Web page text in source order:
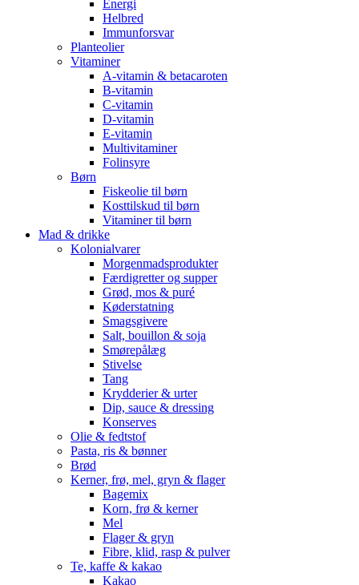
Energi
Helbred
Immunforsvar
Planteolier
Vitaminer
A-vitamin & betacaroten
B-vitamin
C-vitamin
D-vitamin
E-vitamin
Multivitaminer
Folinsyre
Børn
Fiskeolie til børn
Kosttilskud til børn
Vitaminer til børn
Mad & drikke
Kolonialvarer
Morgenmadsprodukter
Færdigretter og supper
Grød, mos & puré
Køderstatning
Smagsgivere
Salt, bouillon & soja
Smørepålæg
Stivelse
Tang
Krydderier & urter
Dip, sauce & dressing
Konserves
Olie & fedtstof
Pasta, ris & bønner
Brød
Kerner, frø, mel, gryn & flager
Bagemix
Korn, frø & kerner
Mel
Flager & gryn
Fibre, klid, rasp & pulver
Te, kaffe & kakao
Kakao